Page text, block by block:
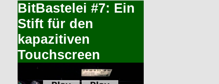
BitBastelei #7: Ein
Stift für den
kapazitiven
Touchscreen